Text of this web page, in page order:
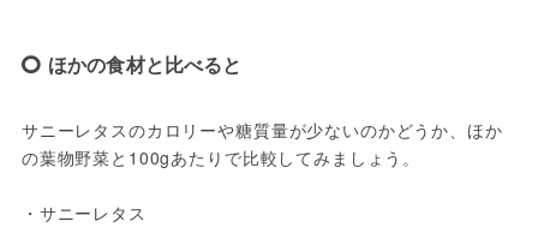
ほかの食材と比べると
サニーレタスのカロリーや糖質量が少ないのかどうか、ほか
の葉物野菜と100gあたりで比較してみましょう。
・サニーレタス